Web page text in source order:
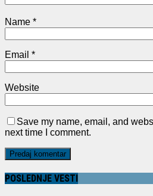
Name *
Email *
Website
Save my name, email, and
next time I comment.
POSLEDNJE VESTI